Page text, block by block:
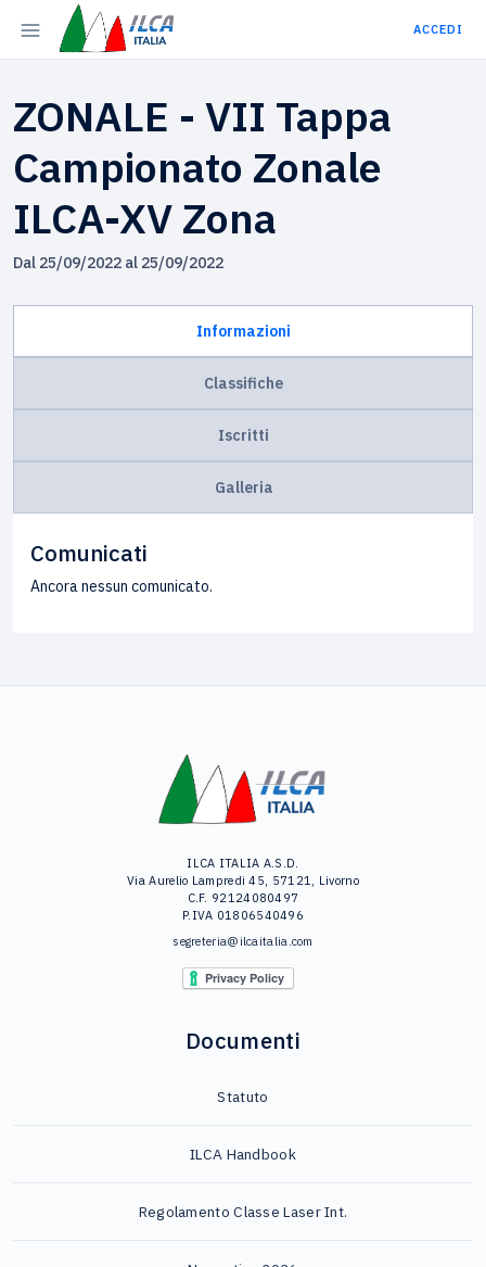
ACCEDI
ZONALE - VII Tappa
Campionato Zonale
ILCA-XV Zona
Dal 25/09/2022 al 25/09/2022
Informazioni
Classifiche
Iscritti
Galleria
Comunicati
Ancora nessun comunicato.
ILCA ITALIA A.S.D.
Via Aurelio Lampredi 45, 57121, Livorno
C.F. 92124080497
P.IVA 01806540496
segreteria@ilcaitalia.com
Documenti
Statuto
ILCA Handbook
Regolamento Classe Laser Int.